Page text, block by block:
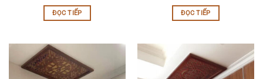
ĐỌC TIẾP ĐỌC TIẾP